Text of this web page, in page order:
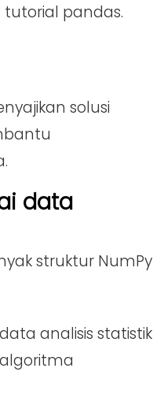
tutorial pandas.
solusi
data
struktur NumPy
analisis statistik